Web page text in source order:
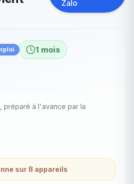
Zalo
1 mois
préparé à l'avance par la
sur 8 appareils